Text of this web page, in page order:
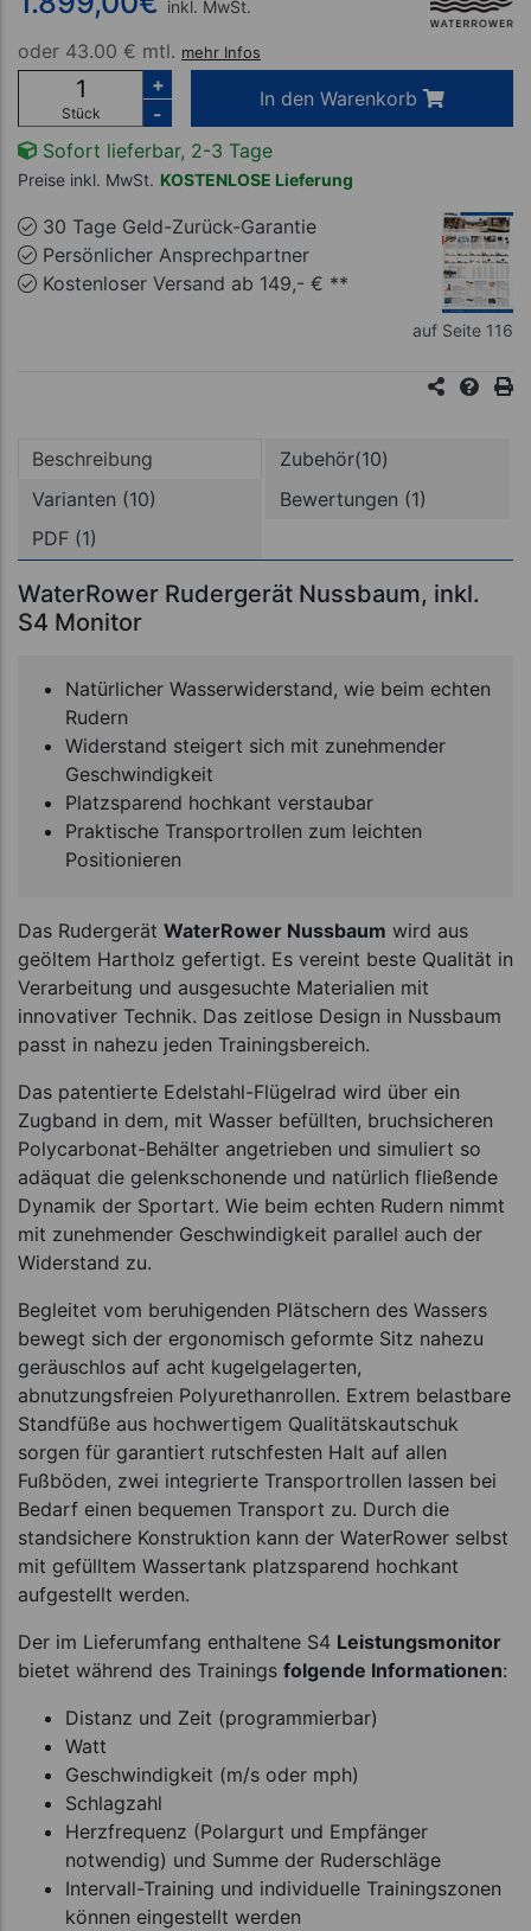
inkl. MwSt.
oder 43.00 € mtl. mehr Infos
Stück
+
-
In den Warenkorb
Sofort lieferbar, 2-3 Tage
Preise inkl. MwSt. KOSTENLOSE Lieferung
30 Tage Geld-Zurück-Garantie
Persönlicher Ansprechpartner
Kostenloser Versand ab 149,- € **
auf Seite 116
Beschreibung
Zubehör(10)
Varianten (10)
Bewertungen (1)
PDF (1)
WaterRower Rudergerät Nussbaum, inkl.
S4 Monitor
Natürlicher Wasserwiderstand, wie beim echten
Rudern
Widerstand steigert sich mit zunehmender
Geschwindigkeit
Platzsparend hochkant verstaubar
Praktische Transportrollen zum leichten
Positionieren
Das Rudergerät WaterRower Nussbaum wird aus
geöltem Hartholz gefertigt. Es vereint beste Qualität in
Verarbeitung und ausgesuchte Materialien mit
innovativer Technik. Das zeitlose Design in Nussbaum
passt in nahezu jeden Trainingsbereich.
Das patentierte Edelstahl-Flügelrad wird über ein
Zugband in dem, mit Wasser befüllten, bruchsicheren
Polycarbonat-Behälter angetrieben und simuliert so
adäquat die gelenkschonende und natürlich fließende
Dynamik der Sportart. Wie beim echten Rudern nimmt
mit zunehmender Geschwindigkeit parallel auch der
Widerstand zu.
Begleitet vom beruhigenden Plätschern des Wassers
bewegt sich der ergonomisch geformte Sitz nahezu
geräuschlos auf acht kugelgelagerten,
abnutzungsfreien Polyurethanrollen. Extrem belastbare
Standfüße aus hochwertigem Qualitätskautschuk
sorgen für garantiert rutschfesten Halt auf allen
Fußböden, zwei integrierte Transportrollen lassen bei
Bedarf einen bequemen Transport zu. Durch die
standsichere Konstruktion kann der WaterRower selbst
mit gefülltem Wassertank platzsparend hochkant
aufgestellt werden.
Der im Lieferumfang enthaltene S4 Leistungsmonitor
bietet während des Trainings folgende Informationen:
Distanz und Zeit (programmierbar)
Watt
Geschwindigkeit (m/s oder mph)
Schlagzahl
Herzfrequenz (Polargurt und Empfänger
notwendig) und Summe der Ruderschläge
Intervall-Training und individuelle Trainingszonen
können eingestellt werden